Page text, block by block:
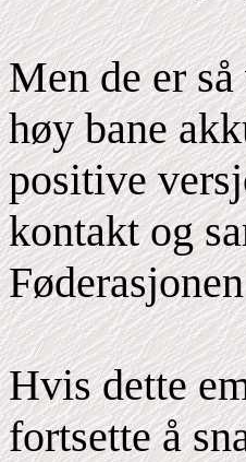
Men de er
høy bane
positive
kontakt og
Hvis dette
fortsette å